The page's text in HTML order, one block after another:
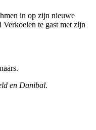
in op zijn nieuwe
te gast met zijn
en Danibal.